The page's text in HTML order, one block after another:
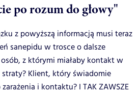
po rozum do głowy"
z powyższą informacją musi teraz
sanepidu w trosce o dalsze
z którymi miałaby kontakt w
straty? Klient, który świadomie
i kontaktu? I TAK ZAWSZE